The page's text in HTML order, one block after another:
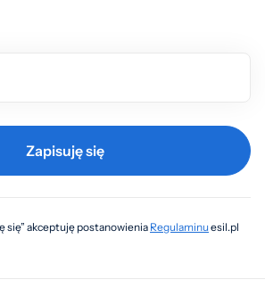
Zapisuję się
się” akceptuję postanowienia Regulaminuesil.pl